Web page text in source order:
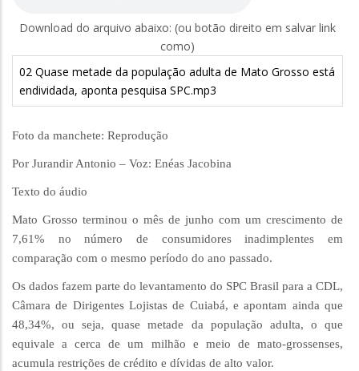
Download do arquivo abaixo: (ou botão direito em salvar link
como)
02 Quase metade da população adulta de Mato Grosso está
endividada, aponta pesquisa SPC.mp3
Foto da manchete: Reprodução
Por Jurandir Antonio – Voz: Enéas Jacobina
Texto do áudio
Mato Grosso terminou o mês de junho com um crescimento de
7,61% no número de consumidores inadimplentes em
comparação com o mesmo período do ano passado.
Os dados fazem parte do levantamento do SPC Brasil para a CDL,
Câmara de Dirigentes Lojistas de Cuiabá, e apontam ainda que
48,34%, ou seja, quase metade da população adulta, o que
equivale a cerca de um milhão e meio de mato-grossenses,
acumula restrições de crédito e dívidas de alto valor.